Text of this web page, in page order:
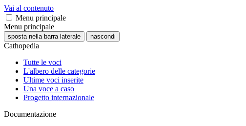
Vai al contenuto
Menu principale
Menu principale
sposta nella barra laterale nascondi
Cathopedia
Tutte le voci
L'albero delle categorie
Ultime voci inserite
Una voce a caso
Progetto internazionale
Documentazione